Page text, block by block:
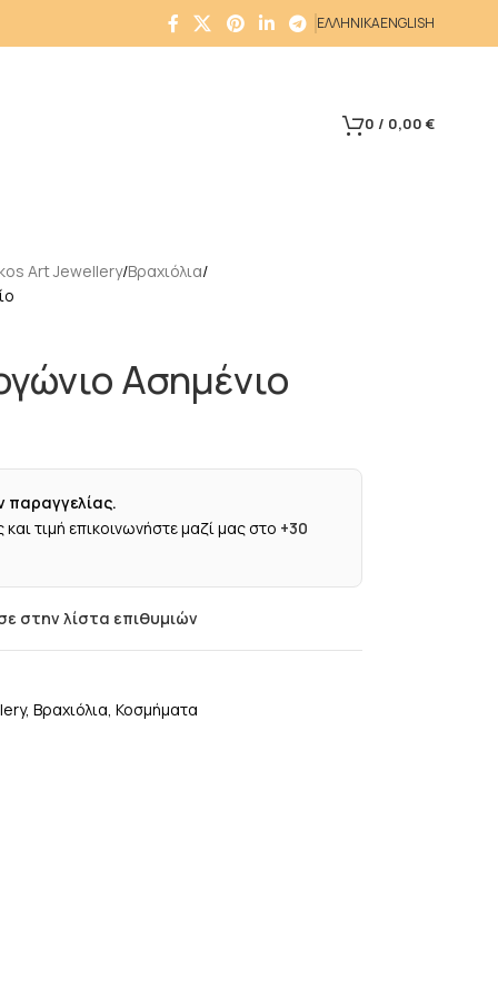
ΕΛΛΗΝΙΚΑENGLISH
0 / 0,00 €
Art Jewellery Βραχιόλια
Ασημένιο
παραγγελίας.
τιμή επικοινωνήστε μαζί μας στο +30
στην λίστα επιθυμιών
, Βραχιόλια, Κοσμήματα